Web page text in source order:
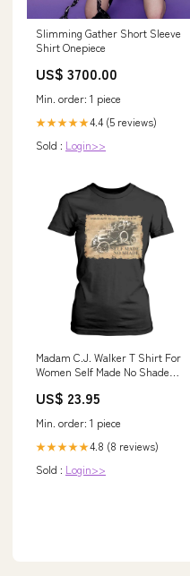
Slimming Gather Short Sleeve
Shirt Onepiece
US$ 3700.00
Min. order: 1 piece
★★★★★4.4 (5 reviews)
Sold : Login>>
Madam C.J. Walker T Shirt For
Women Self Made No Shade
US$ 23.95
Min. order: 1 piece
★★★★★4.8 (8 reviews)
Sold : Login>>